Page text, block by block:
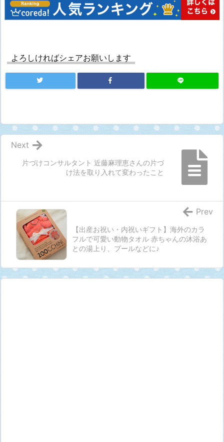
よろしければシェアお願いします
片づけコンサルタント 近藤麻理恵さんの片づ
け法を取り入れて変わったこと
Next
【出産お祝い・内祝いギフト】海外のカラ
フルで可愛い動物タオル 赤ちゃんの沐浴あ
との湯上り、プールなどに♪
Prev